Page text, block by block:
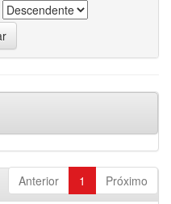
Anterior 1 Próximo